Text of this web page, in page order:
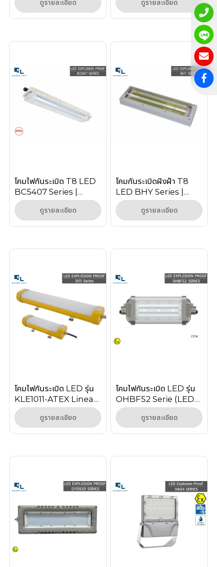
ดูรายละเอียด Proof Linear Light)
ดูรายละเอียด
โคมไฟกันระเบิด T8 LED
BC5407 Series |
Explosion Proof
Linear Light
Interlock
ดูรายละเอียด
โคมกันระเบิดฝังฝ้า T8
LED BHY Series |
Recessed Explosion
Proof Zone 1/2
ดูรายละเอียด
โคมไฟกันระเบิด LED รุ่น
KLE1011-ATEX Linear
Light Zone 1/2 IP66
IECEx
ดูรายละเอียด
โคมไฟกันระเบิด LED รุ่น
OHBF52 Serie (LED
Explosion Proof)
ดูรายละเอียด